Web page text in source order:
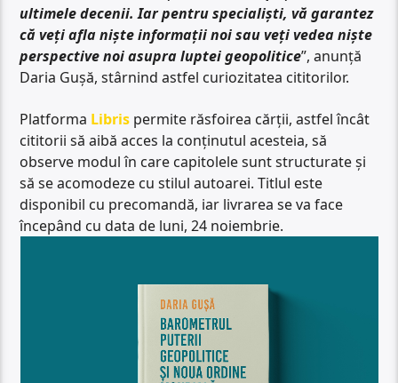
ultimele decenii. Iar pentru specialiști, vă garantez
că veți afla niște informații noi sau veți vedea niște
perspective noi asupra luptei geopolitice”, anunță
Daria Gușă, stârnind astfel curiozitatea cititorilor.
Platforma Libris permite răsfoirea cărții, astfel încât
cititorii să aibă acces la conținutul acesteia, să
observe modul în care capitolele sunt structurate și
să se acomodeze cu stilul autoarei. Titlul este
disponibil cu precomandă, iar livrarea se va face
începând cu data de luni, 24 noiembrie.